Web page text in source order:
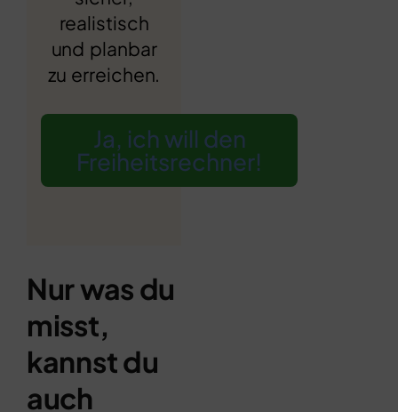
realistisch
und planbar
zu erreichen.
Ja, ich will den
Freiheitsrechner!
Nur was du
misst,
kannst du
auch